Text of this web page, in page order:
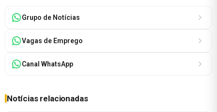
Grupo de Notícias
Vagas de Emprego
Canal WhatsApp
Notícias relacionadas